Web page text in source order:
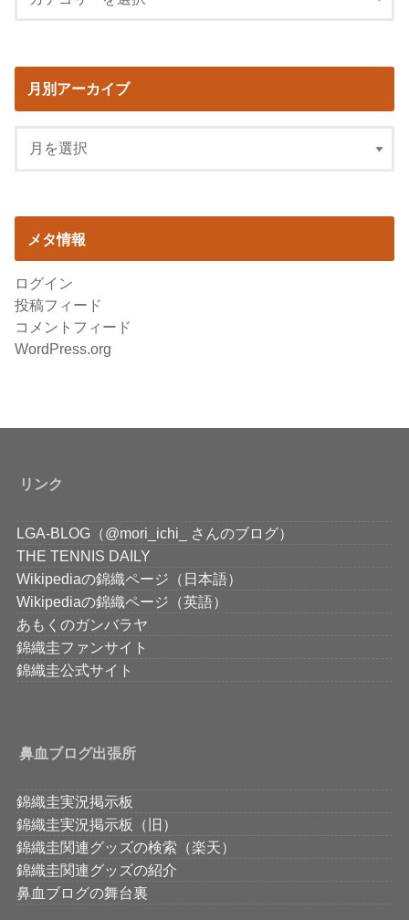
月別アーカイブ
メタ情報
ログイン
投稿フィード
コメントフィード
WordPress.org
リンク
LGA-BLOG（@mori_ichi_ さんのブログ）
THE TENNIS DAILY
Wikipediaの錦織ページ（日本語）
Wikipediaの錦織ページ（英語）
あもくのガンバラヤ
錦織圭ファンサイト
錦織圭公式サイト
鼻血ブログ出張所
錦織圭実況掲示板
錦織圭実況掲示板（旧）
錦織圭関連グッズの検索（楽天）
錦織圭関連グッズの紹介
鼻血ブログの舞台裏